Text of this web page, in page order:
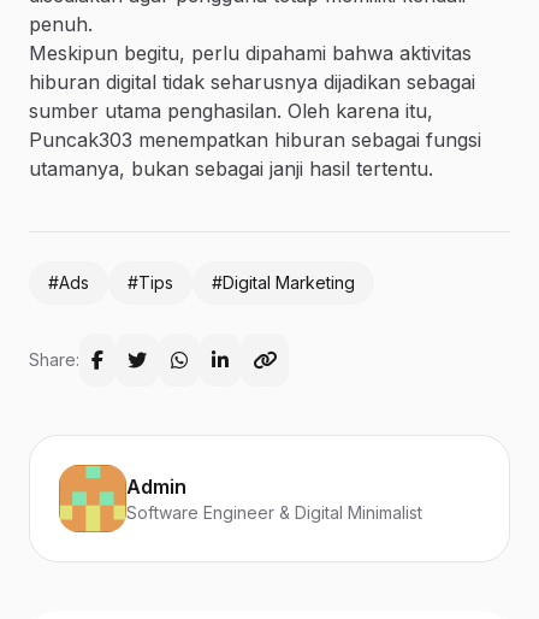
penuh.
Meskipun begitu, perlu dipahami bahwa aktivitas
hiburan digital tidak seharusnya dijadikan sebagai
sumber utama penghasilan. Oleh karena itu,
Puncak303 menempatkan hiburan sebagai fungsi
utamanya, bukan sebagai janji hasil tertentu.
#Ads #Tips #Digital Marketing
Share:
Admin
Software Engineer & Digital Minimalist